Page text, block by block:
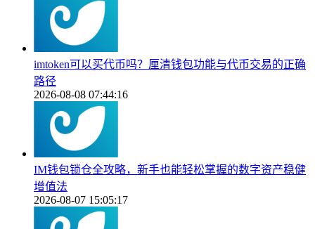
imtoken可以买代币吗？厘清钱包功能与代币交易的正确
路径
2026-08-08 07:44:16
IM钱包锁仓全攻略，新手也能轻松掌握的数字资产稳健
增值法
2026-08-07 15:05:17